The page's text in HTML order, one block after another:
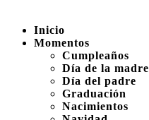
Inicio
Momentos
Cumpleaños
Día de la madre
Día del padre
Graduación
Nacimientos